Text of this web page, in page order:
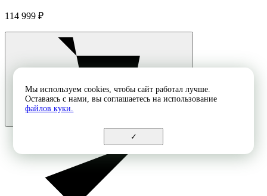
114 999 ₽
Мы используем cookies, чтобы сайт работал лучше.
Оставаясь с нами, вы соглашаетесь на использование
файлов куки.
✓